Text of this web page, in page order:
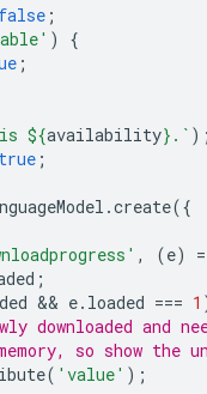
false ;
)
{
;
${availability} .`
true ;
.create({
, (e) =
;
&& e. loaded === 1
downloaded and
so show the
( 'value' );